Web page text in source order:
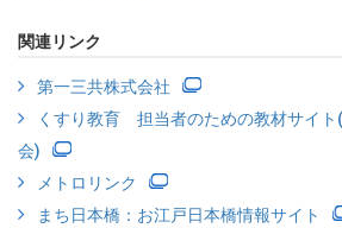
関連リンク
第一三共株式会社
くすり教育 担当者のための教材サイト
会)
メトロリンク
まち日本橋：お江戸日本橋情報サイト